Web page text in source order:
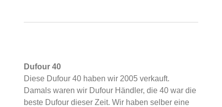
Dufour 40
Diese Dufour 40 haben wir 2005 verkauft.
Damals waren wir Dufour Händler, die 40 war die
beste Dufour dieser Zeit. Wir haben selber eine